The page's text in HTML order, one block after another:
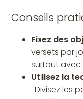
Conseils
Fixez des
versets par
surtout avec
Utilisez la
: Divisez les